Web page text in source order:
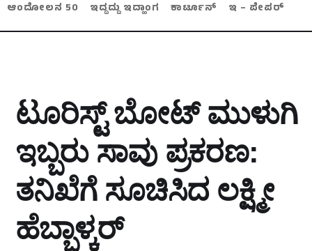
ಆಂದೋಲನ 50
ಇದ್ದದ್ದು ಇದ್ಹಾಂಗ ಕಾರ್ಟೂನ್ ಇ – ಪೇಪರ್
ಟೂರಿಸ್ಟ್‌ ಬೋಟ್‌ ಮುಳುಗಿ
ಇಬ್ಬರು ಸಾವು ಪ್ರಕರಣ:
ತನಿಖೆಗೆ ಸೂಚಿಸಿದ ಲಕ್ಷ್ಮೀ
ಹೆಬ್ಬಾಳ್ಕರ್‌